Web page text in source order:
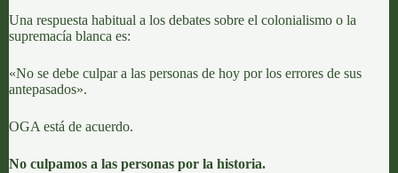
Una respuesta habitual a los debates sobre el colonialismo o la
supremacía blanca es:
«No se debe culpar a las personas de hoy por los errores de sus
antepasados».
OGA está de acuerdo.
No culpamos a las personas por la historia.